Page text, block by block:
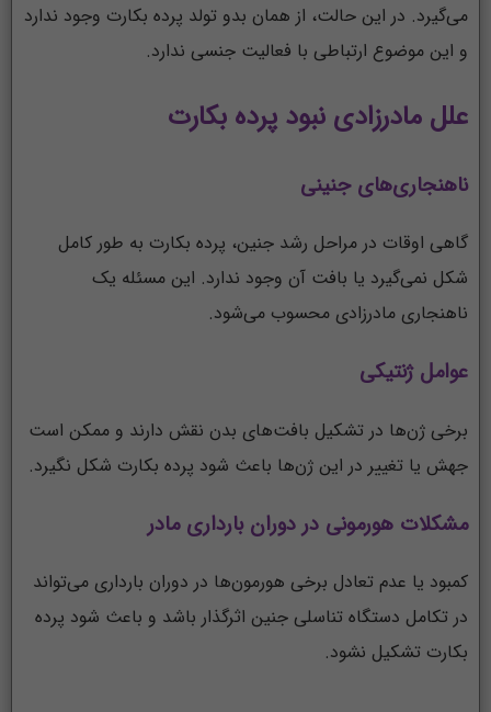
می‌گیرد. در این حالت، از همان بدو تولد پرده بکارت وجود ندارد
و این موضوع ارتباطی با فعالیت جنسی ندارد.
علل مادرزادی نبود پرده بکارت
ناهنجاری‌های جنینی
گاهی اوقات در مراحل رشد جنین، پرده بکارت به طور کامل
شکل نمی‌گیرد یا بافت آن وجود ندارد. این مسئله یک
ناهنجاری مادرزادی محسوب می‌شود.
عوامل ژنتیکی
برخی ژن‌ها در تشکیل بافت‌های بدن نقش دارند و ممکن است
جهش یا تغییر در این ژن‌ها باعث شود پرده بکارت شکل نگیرد.
مشکلات هورمونی در دوران بارداری مادر
کمبود یا عدم تعادل برخی هورمون‌ها در دوران بارداری می‌تواند
در تکامل دستگاه تناسلی جنین اثرگذار باشد و باعث شود پرده
بکارت تشکیل نشود.